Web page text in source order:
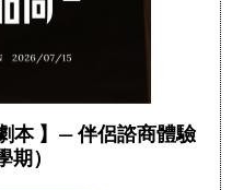
本 】— 伴侶諮商體驗
期）